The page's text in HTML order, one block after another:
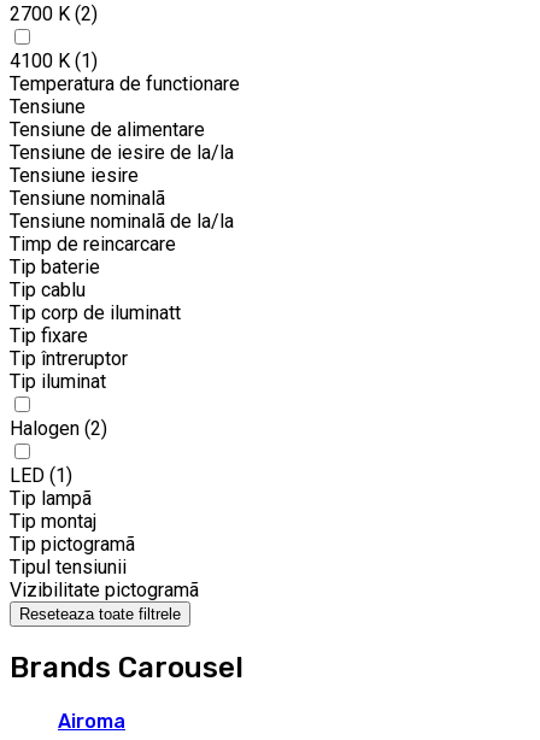
2700 K (2)
4100 K (1)
Temperatura de functionare
Tensiune
Tensiune de alimentare
Tensiune de iesire de la/la
Tensiune iesire
Tensiune nominalã
Tensiune nominalã de la/la
Timp de reincarcare
Tip baterie
Tip cablu
Tip corp de iluminatt
Tip fixare
Tip întreruptor
Tip iluminat
Halogen (2)
LED (1)
Tip lampã
Tip montaj
Tip pictogramã
Tipul tensiunii
Vizibilitate pictogramã
Reseteaza toate filtrele
Brands Carousel
Airoma